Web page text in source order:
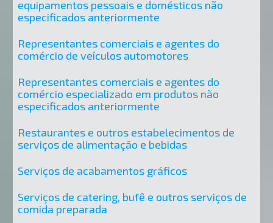
equipamentos pessoais e domésticos não
especificados anteriormente
Representantes comerciais e agentes do
comércio de veículos automotores
Representantes comerciais e agentes do
comércio especializado em produtos não
especificados anteriormente
Restaurantes e outros estabelecimentos de
serviços de alimentação e bebidas
Serviços de acabamentos gráficos
Serviços de catering, bufê e outros serviços de
comida preparada